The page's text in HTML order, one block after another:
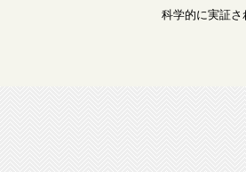
科学的に実証